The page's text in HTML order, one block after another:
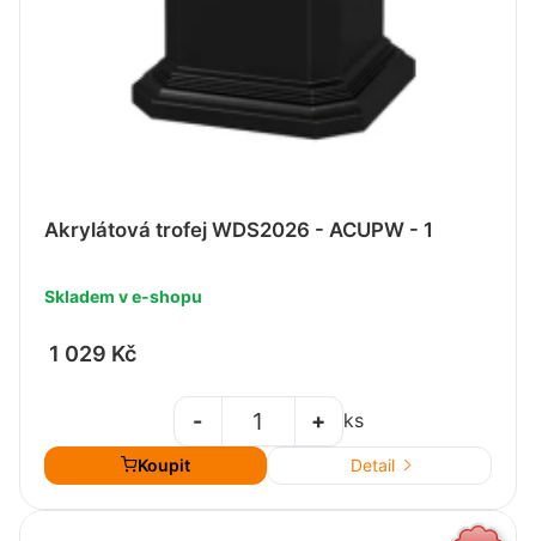
Akrylátová trofej WDS2026 - ACUPW - 1
Skladem v e-shopu
1 029 Kč
+
- ks
Koupit Detail